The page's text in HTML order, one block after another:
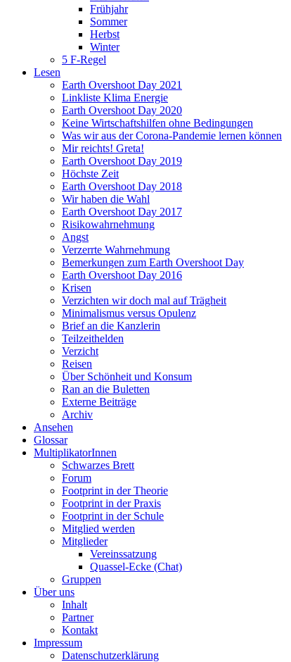
Frühjahr
Sommer
Herbst
Winter
5 F-Regel
Lesen
Earth Overshoot Day 2021
Linkliste Klima Energie
Earth Overshoot Day 2020
Keine Wirtschaftshilfen ohne Bedingungen
Was wir aus der Corona-Pandemie lernen können
Mir reichts! Greta!
Earth Overshoot Day 2019
Höchste Zeit
Earth Overshoot Day 2018
Wir haben die Wahl
Earth Overshoot Day 2017
Risikowahrnehmung
Angst
Verzerrte Wahrnehmung
Bemerkungen zum Earth Overshoot Day
Earth Overshoot Day 2016
Krisen
Verzichten wir doch mal auf Trägheit
Minimalismus versus Opulenz
Brief an die Kanzlerin
Teilzeithelden
Verzicht
Reisen
Über Schönheit und Konsum
Ran an die Buletten
Externe Beiträge
Archiv
Ansehen
Glossar
MultiplikatorInnen
Schwarzes Brett
Forum
Footprint in der Theorie
Footprint in der Praxis
Footprint in der Schule
Mitglied werden
Mitglieder
Vereinssatzung
Quassel-Ecke (Chat)
Gruppen
Über uns
Inhalt
Partner
Kontakt
Impressum
Datenschutzerklärung